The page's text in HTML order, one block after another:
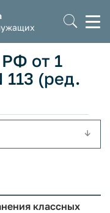
от 1
113 (ред.
классных